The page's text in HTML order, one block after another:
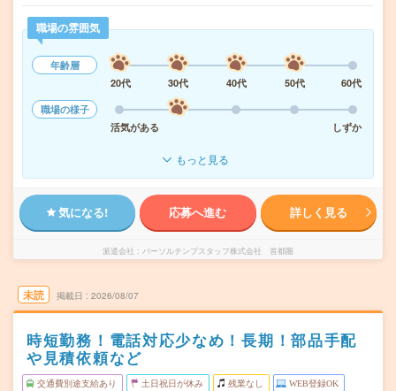
職場の雰囲気
年齢層
20代
30代 40代 50代
60代
職場の様子
活気がある
しずか
もっと見る
気になる! 応募へ進む 詳しく見る
派遣会社 パーソルテンプスタッフ株式会社 首都圏
未読 掲載日 2026/08/07
時短勤務！電話対応少なめ！長期！部品手配
や見積依頼など
交通費別途支給あり 土日祝日が休み 残業なし WEB登録OK